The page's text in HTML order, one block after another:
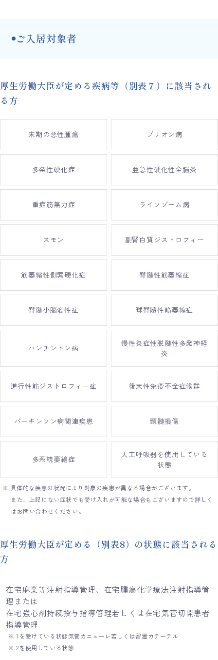
ご入居対象者
厚生労働大臣が定める疾病等（別表７）に該当され
る方
末期の悪性腫瘍 プリオン病
多発性硬化症 亜急性硬化性全脳炎
重症筋無力症 ライソゾーム病
スモン 副腎白質ジストロフィー
筋萎縮性側索硬化症 脊髄性筋萎縮症
脊髄小脳変性症 球脊髓性筋萎縮症
ハンチントン病
慢性炎症性脱髄性多発神経
炎
進行性筋ジストロフィー症 後天性免疫不全症候群
パーキンソン病関連疾患 頸髄損傷
多系統萎縮症
人工呼吸器を使用している
状態
※ 具体的な疾患の状況により対象の疾患が異なる場合がございます。
また、上記にない症状でも受け入れが可能な場合もございますので詳しく
はお問い合わせください。
厚生労働大臣が定める（別表8）の状態に該当される
方
在宅麻業等注射指導管理、在宅腫瘍化学療法注射指導管
理または
在宅強心剤持続投与指導管理若しくは在宅気管切開患者
指導管理
※ 1を受けている状態気管カニューレ若しくは留置カテーテル
※ 2を使用している状態